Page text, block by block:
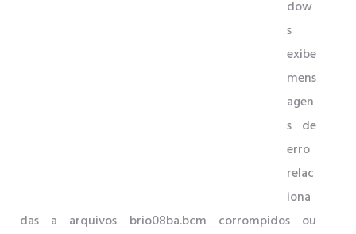
dow
s
exibe
mens
agen
s de
erro
relac
iona
das a arquivos brio08ba.bcm corrompidos ou